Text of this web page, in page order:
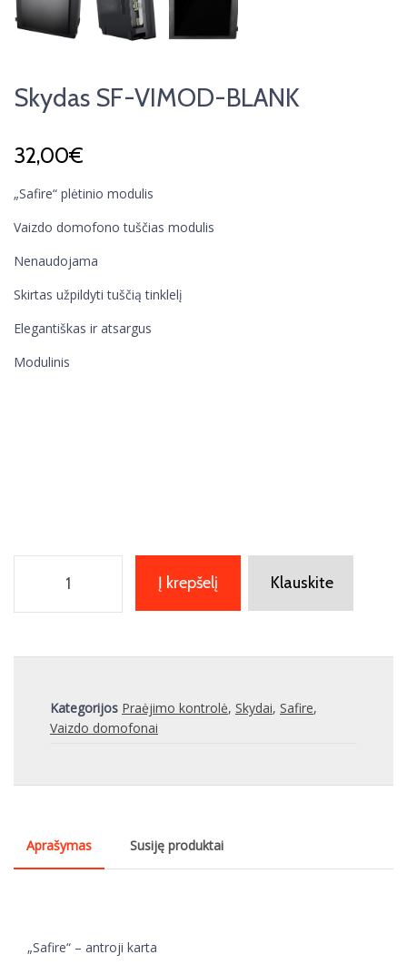
Skydas SF-VIMOD-BLANK
32,00€
„Safire“ plėtinio modulis
Vaizdo domofono tuščias modulis
Nenaudojama
Skirtas užpildyti tuščią tinklelį
Elegantiškas ir atsargus
Modulinis
Į krepšelį Klauskite
Kategorijos Praėjimo kontrolė, Skydai, Safire,
Vaizdo domofonai
Aprašymas Susiję produktai
„Safire“ – antroji karta